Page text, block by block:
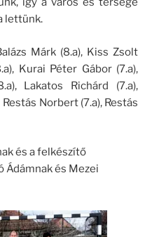
lettünk.
Márk (8.a), Kiss Zsolt
Kurai Péter Gábor (7.a),
Lakatos Richárd (7.a),
Norbert (7.a), Restás
és a felkészítő
Ádámnak és Mezei